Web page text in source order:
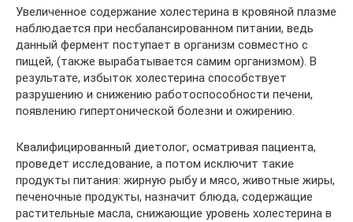
Увеличенное содержание холестерина в кровяной плазме
наблюдается при несбалансированном питании, ведь
данный фермент поступает в организм совместно с
пищей, (также вырабатывается самим организмом). В
результате, избыток холестерина способствует
разрушению и снижению работоспособности печени,
появлению гипертонической болезни и ожирению.
Квалифицированный диетолог, осматривая пациента,
проведет исследование, а потом исключит такие
продукты питания: жирную рыбу и мясо, животные жиры,
печеночные продукты, назначит блюда, содержащие
растительные масла, снижающие уровень холестерина в